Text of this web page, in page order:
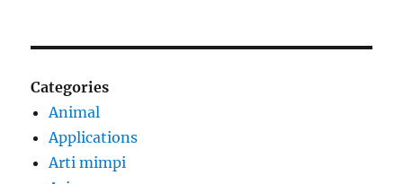
Categories
Animal
Applications
Arti mimpi